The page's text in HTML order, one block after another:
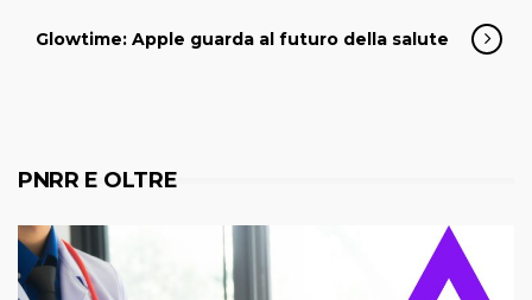
Glowtime: Apple guarda al futuro della salute
PNRR E OLTRE